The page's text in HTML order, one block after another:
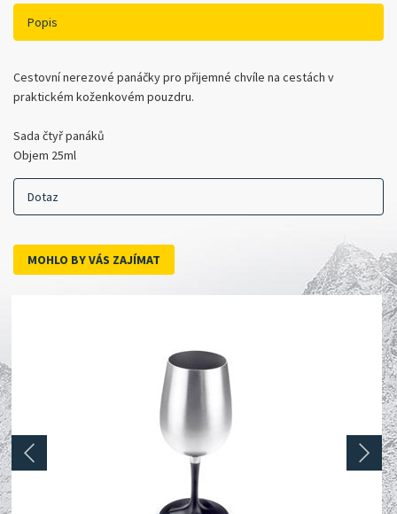
Popis
Cestovní nerezové panáčky pro přijemné chvíle na cestách v
praktickém koženkovém pouzdru.
Sada čtyř panáků
Objem 25ml
Dotaz
MOHLO BY VÁS ZAJÍMAT
prev next